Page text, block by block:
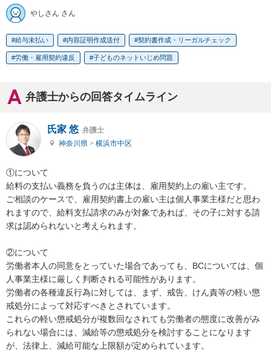
やしさん さん
給与未払い 内容証明作成送付 契約書作成・リーガルチェック
労働・雇用契約違反 子どものネットいじめ問題
弁護士からの回答タイムライン
氏家 悠 弁護士
神奈川県 > 横浜市中区
①について
給料の支払い義務を負うのは主体は、雇用契約上の雇い主です。
ご相談のケースで、雇用契約書上の雇い主は個人事業主様だと思わ
れますので、給料支払請求のみが対象であれば、その子に対する請
求は認められないと考えられます。
②について
労働者本人の同意をとっていた場合であっても、BCについては、個
人事業主様に厳しく判断される可能性があります。
労働者の各種違反行為に対しては、まず、戒告、けん責等の軽い懲
戒処分によって対応すべきとされています。
これらの軽い懲戒処分が複数回なされても労働者の態度に改善がみ
られない場合には、減給等の懲戒処分を検討することになります
が、法律上、減給可能な上限額が定められています。